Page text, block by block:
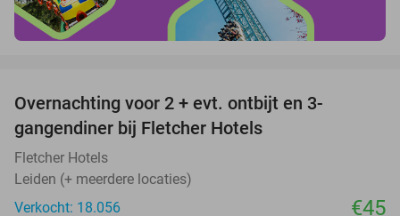
Overnachting voor 2 + evt. ontbijt en 3-
gangendiner bij Fletcher Hotels
Fletcher Hotels
Leiden (+ meerdere locaties)
Verkocht: 18.056
€45